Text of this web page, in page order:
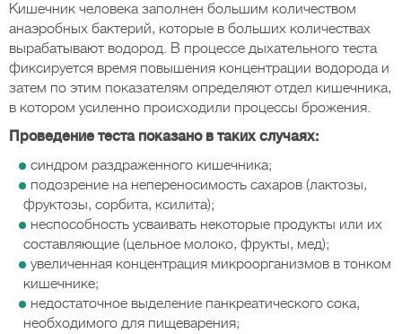
Кишечник человека заполнен большим количеством
анаэробных бактерий, которые в больших количествах
вырабатывают водород. В процессе дыхательного теста
фиксируется время повышения концентрации водорода и
затем по этим показателям определяют отдел кишечника,
в котором усиленно происходили процессы брожения.
Проведение теста показано в таких случаях:
синдром раздраженного кишечника;
подозрение на непереносимость сахаров (лактозы,
фруктозы, сорбита, ксилита);
неспособность усваивать некоторые продукты или их
составляющие (цельное молоко, фрукты, мед);
увеличенная концентрация микроорганизмов в тонком
кишечнике;
недостаточное выделение панкреатического сока,
необходимого для пищеварения;